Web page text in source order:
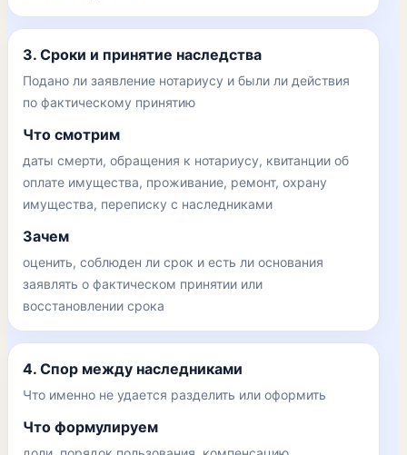
3. Сроки и принятие наследства
Подано ли заявление нотариусу и были ли действия
по фактическому принятию
Что смотрим
даты смерти, обращения к нотариусу, квитанции об
оплате имущества, проживание, ремонт, охрану
имущества, переписку с наследниками
Зачем
оценить, соблюден ли срок и есть ли основания
заявлять о фактическом принятии или
восстановлении срока
4. Спор между наследниками
Что именно не удается разделить или оформить
Что формулируем